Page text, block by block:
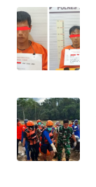
OPINI
Informasi
INDEKS
BERITA
KONTAK
KAMI